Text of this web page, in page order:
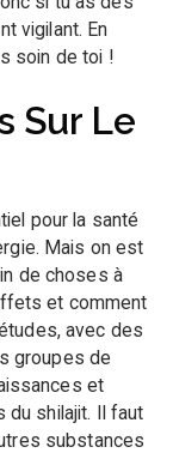
vigilant. En
soin de toi !
Sur Le
pour la santé
Mais on est
de choses à
et comment
avec des
groupes de
et
du shilajit. Il faut
substances